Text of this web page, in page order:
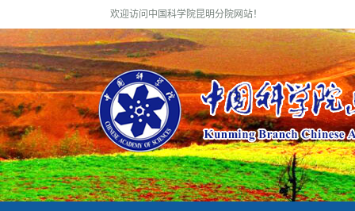
欢迎访问中国科学院昆明分院网站！